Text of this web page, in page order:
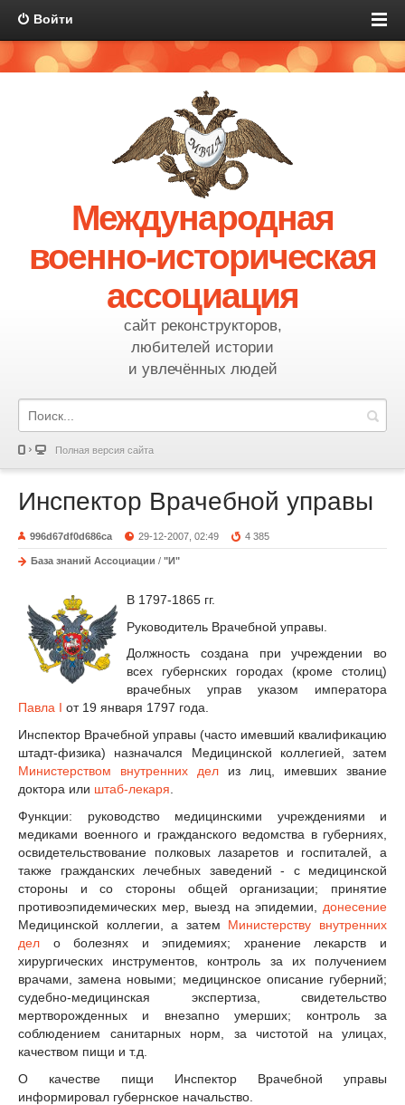
Войти
Международная
военно-историческая
ассоциация
сайт реконструкторов,
любителей истории
и увлечённых людей
Полная версия сайта
Инспектор Врачебной управы
996d67df0d686ca 29-12-2007, 02:49 4 385
База знаний Ассоциации / "И"
В 1797-1865 гг.
Руководитель Врачебной управы.
Должность создана при учреждении во
всех губернских городах (кроме столиц)
врачебных управ указом императора
Павла I от 19 января 1797 года.
Инспектор Врачебной управы (часто имевший квалификацию
штадт-физика) назначался Медицинской коллегией, затем
Министерством внутренних дел из лиц, имевших звание
доктора или штаб-лекаря
Функции: руководство медицинскими учреждениями и
медиками военного и гражданского ведомства в губерниях,
освидетельствование полковых лазаретов и госпиталей, а
также гражданских лечебных заведений - с медицинской
стороны и со стороны общей организации; принятие
противоэпидемических мер, выезд на эпидемии, донесение
Медицинской коллегии, а затем Министерству внутренних
дел о болезнях и эпидемиях; хранение лекарств и
хирургических инструментов, контроль за их получением
врачами, замена новыми; медицинское описание губерний;
судебно-медицинская экспертиза, свидетельство
мертворожденных и внезапно умерших; контроль за
соблюдением санитарных норм, за чистотой на улицах,
качеством пищи и т.д.
О качестве пищи Инспектор Врачебной управы
информировал губернское начальство.